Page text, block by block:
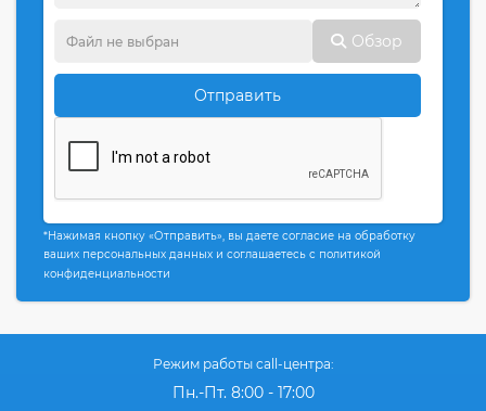
Обзор
Отправить
*Нажимая кнопку «Отправить», вы даете согласие на обработку
ваших персональных данных и соглашаетесь с политикой
конфиденциальности
Режим работы call-центра:
Пн.-Пт. 8:00 - 17:00